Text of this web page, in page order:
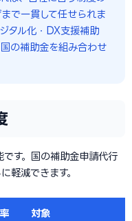
で一貫して任せられま
タル化・DX支援補助
の補助金を組み合わせ
す。国の補助金申請代行
軽減できます。
対象